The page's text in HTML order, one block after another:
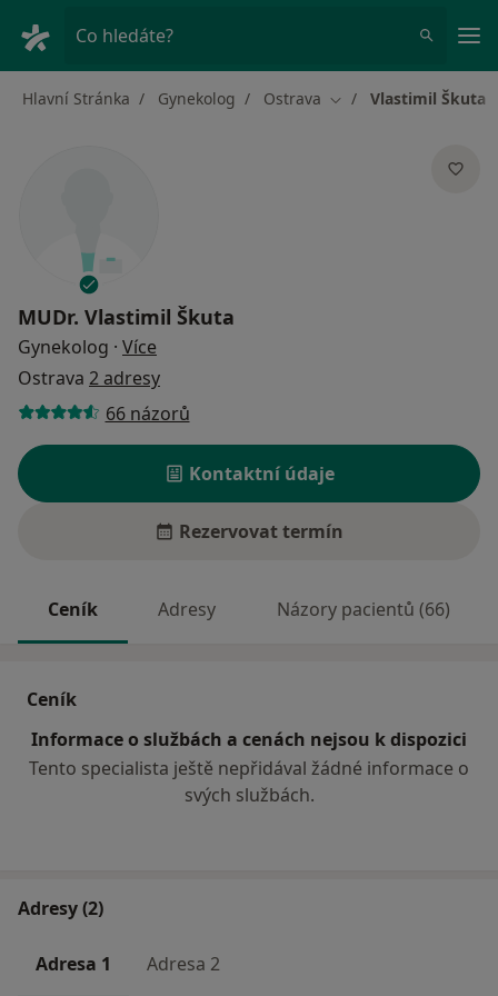
Co hledáte?
Hlavní Stránka Gynekolog Ostrava Změna města
Vlastimil Škuta
MUDr. Vlastimil Škuta
Gynekolog · Více
Ostrava 2 adresy
66 názorů
Kontaktní údaje
Rezervovat termín
Ceník Adresy Názory pacientů (66)
Ceník
Informace o službách a cenách nejsou k dispozici
Tento specialista ještě nepřidával žádné informace o
svých službách.
Adresy (2)
Adresa 1 Adresa 2